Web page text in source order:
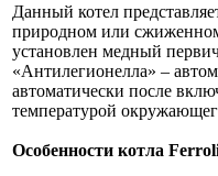
Данный котел
природном или сжиженном
установлен медный
«Антилегионелла» –
автоматически после
температурой
Особенности котла